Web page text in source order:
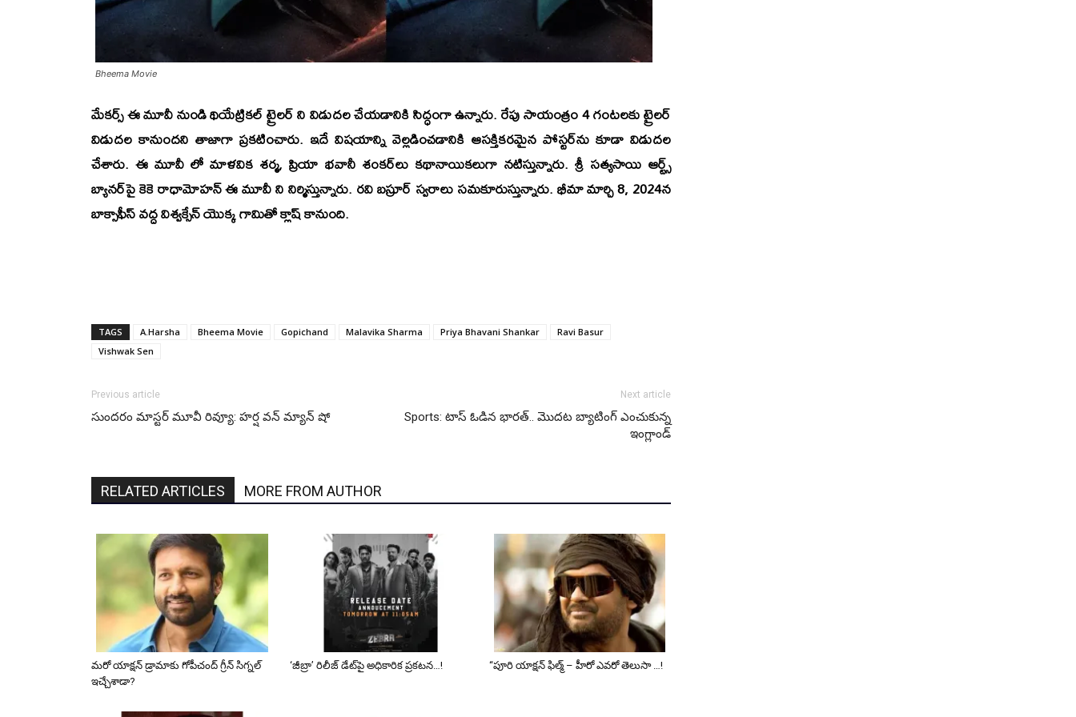
Bheema Movie
మేకర్స్ ఈ మూవీ నుండిథియేట్రికల్ ట్రైలర్‌ని విడుదల చేయడానికి సిద్ధంగా ఉన్నారు. రేపు సాయంత్రం 4 గంటలకు ట్రైలర్
విడుదల కానుందని తాజాగా ప్రకటించారు. ఇదే విషయాన్ని వెల్లడించడానికి ఆసక్తికరమైన పోస్టర్‌ను కూడా విడుదల
చేశారు. ఈ మూవీ లో మాళవిక శర్మ, ప్రియా భవానీ శంకర్‌లు కథానాయికలుగా నటిస్తున్నారు.శ్రీ సత్యసాయి ఆర్ట్స్
బ్యానర్‌పైకెకె రాధామోహన్ఈ మూవీ ని నిర్మిస్తున్నారు. రవి బస్రూర్ స్వరాలు సమకూరుస్తున్నారు. భీమా మార్చి 8, 2024న
బాక్సాఫీస్ వద్దవిశ్వక్సేన్యొక్క గామితో క్లాష్ కానుంది.
TAGS A.Harsha Bheema Movie Gopichand Malavika Sharma Priya Bhavani Shankar
Ravi Basur
Vishwak Sen
Previous article
సుందరం మాస్టర్ మూవీ రివ్యూ: హర్ష వన్ మ్యాన్ షో
Next article
Sports: టాస్ ఓడిన భారత్.. మొదట బ్యాటింగ్ ఎంచుకున్న
ఇంగ్లాండ్
RELATED ARTICLES MORE FROM AUTHOR
మరో యాక్షన్ డ్రామాకు గోపీచంద్ గ్రీన్ సిగ్నల్
ఇచ్చేశాడా?
‘జీబ్రా’ రిలీజ్ డేట్‌పై అధికారిక ప్రకటన…! “పూరి యాక్షన్ ఫిల్మ్ – హీరో ఎవరో తెలుసా …!